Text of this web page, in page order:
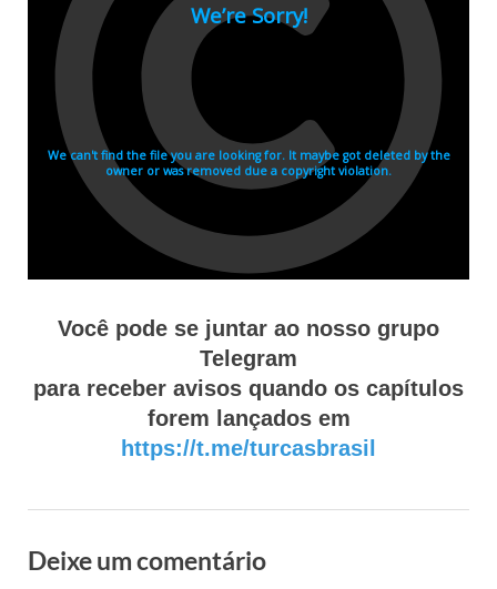
Você pode se juntar ao nosso grupo
Telegram
para receber avisos quando os capítulos
forem lançados em
https://t.me/turcasbrasil
Deixe um comentário